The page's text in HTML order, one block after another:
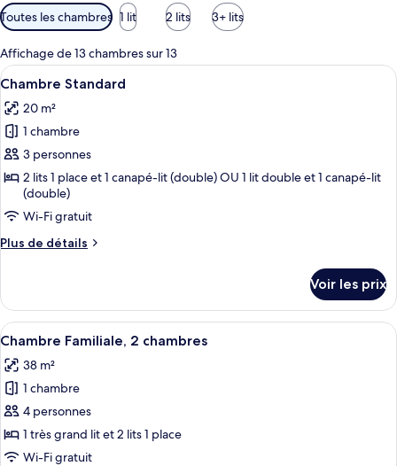
Filtres
disponibles
pour
les
chambres
Toutes les chambres 1 lit 2 lits 3+ lits
Affichage de 13 chambres sur 13
Afficher
toutes
les
photos
pour
ce
type
de
chambre :
Une chambre d’hôtel avec un grand
5
Chambre Standard
20 m²
1 chambre
3 personnes
2 lits 1 place et 1 canapé-lit (double) OU 1 lit double et 1 canapé-lit
(double)
Wi-Fi gratuit
Plus de détails
Plus
le
type
de
Chambre
Standard
Voir les prix
Afficher
toutes
les
photos
pour
ce
type
Une chambre d’hôtel moderne
5
Chambre Familiale, 2 chambres
38 m²
1 chambre
4 personnes
1 très grand lit et 2 lits 1 place
Wi-Fi gratuit